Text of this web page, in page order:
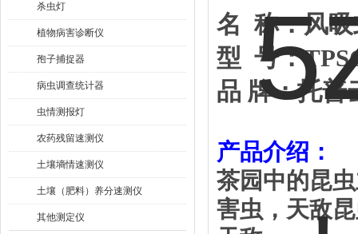
杀虫灯
植物病害诊断仪
孢子捕捉器
病虫调查统计器
虫情测报灯
农药残留速测仪
土壤墒情速测仪
土壤（肥料）养分速测仪
其他测定仪
名 称：风
型 号：
品 牌：托普
产品介绍：
茶园中的昆
害虫，天敌